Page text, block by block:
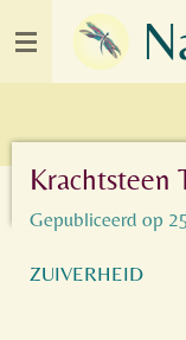
Ga
hoofdinhoud
Krachtsteen
Gepubliceerd op
ZUIVERHEID